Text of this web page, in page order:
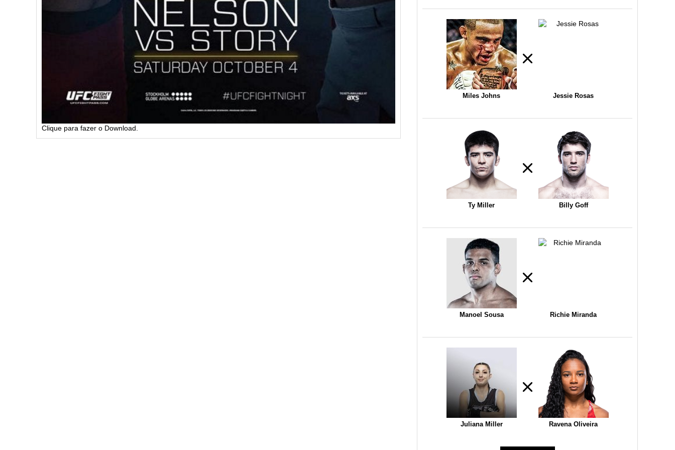
Clique para fazer o Download.
Miles Johns Jessie Rosas
Ty Miller Billy Goff
Manoel Sousa Richie Miranda
Juliana Miller Ravena Oliveira